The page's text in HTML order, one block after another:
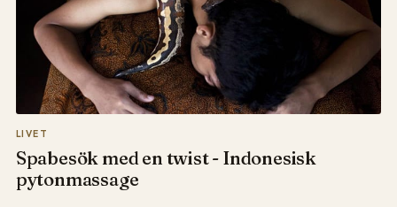
LIVET
Spabesök med en twist - Indonesisk
pytonmassage